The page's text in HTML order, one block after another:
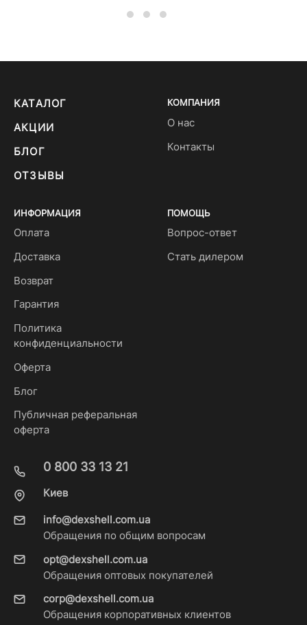
КАТАЛОГ
АКЦИИ
БЛОГ
ОТЗЫВЫ
КОМПАНИЯ
О нас
Контакты
ИНФОРМАЦИЯ
Оплата
Доставка
Возврат
Гарантия
Политика
конфиденциальности
Оферта
Блог
Публичная реферальная
оферта
ПОМОЩЬ
Вопрос-ответ
Стать дилером
0 800 33 13 21
Киев
info@dexshell.com.ua
Обращения по общим вопросам
opt@dexshell.com.ua
Обращения оптовых покупателей
corp@dexshell.com.ua
Обращения корпоративных клиентов